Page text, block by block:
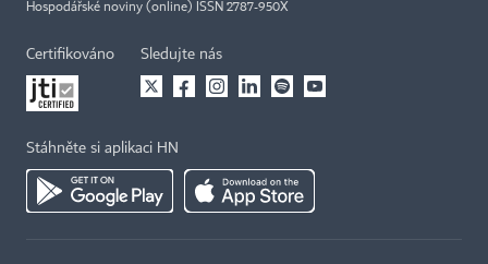
Hospodářské noviny (online) ISSN 2787-950X
Certifikováno Sledujte nás
Stáhněte si aplikaci HN